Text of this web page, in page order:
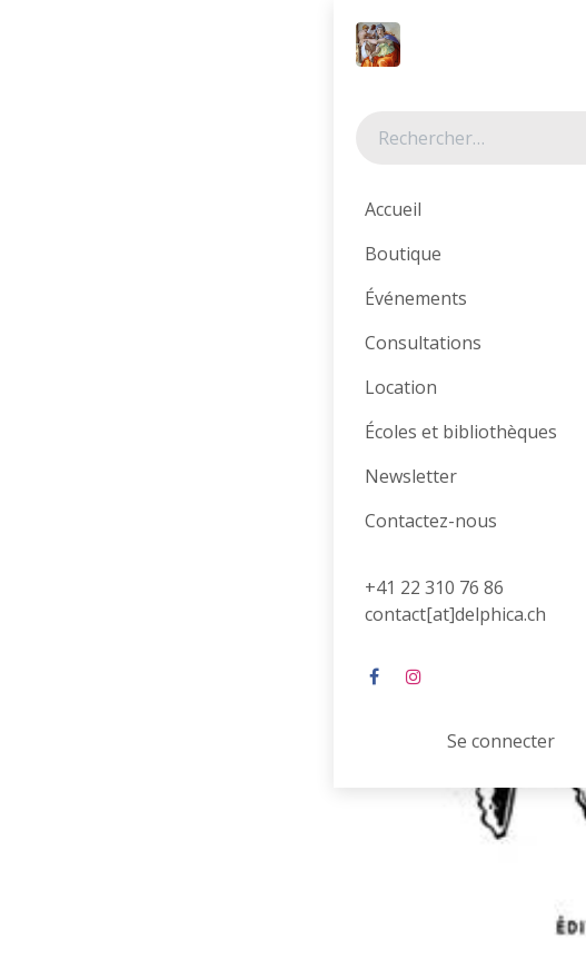
Accueil
Boutique
Événements
Consultations
Location
Écoles et bibliothèques
Newsletter
Contactez-nous
+41 22 310 76 86
contact[at]delphica.ch
Se connecter
Tous les produits La